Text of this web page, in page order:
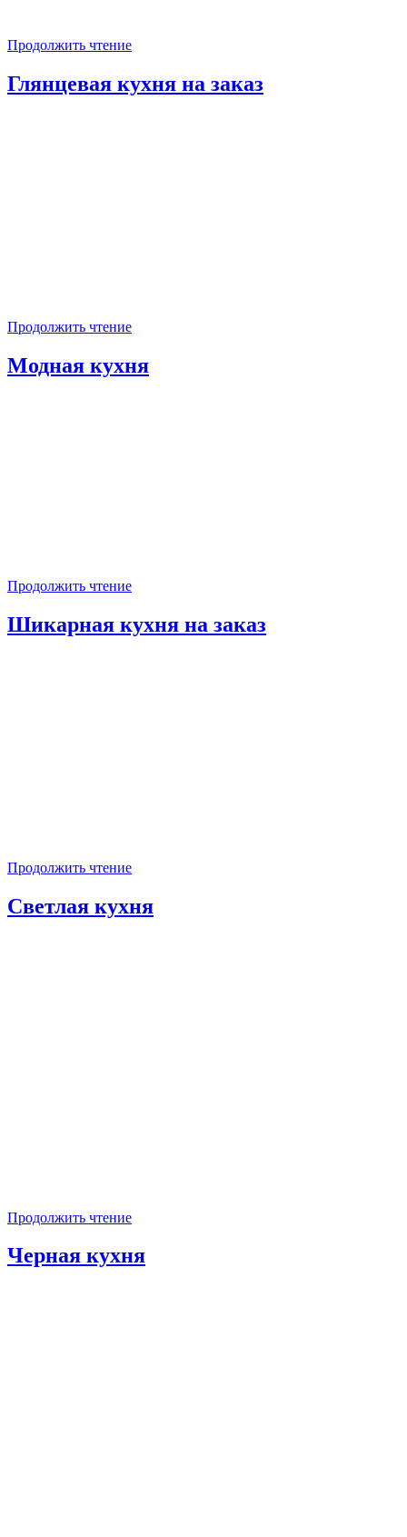
Продолжить чтение
Глянцевая кухня на заказ
Продолжить чтение
Модная кухня
Продолжить чтение
Шикарная кухня на заказ
Продолжить чтение
Светлая кухня
Продолжить чтение
Черная кухня